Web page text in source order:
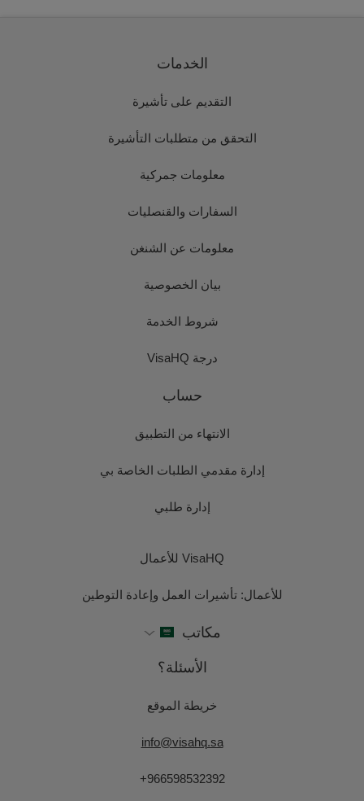
الخدمات
التقديم على تأشيرة
التحقق من متطلبات التأشيرة
معلومات جمركية
السفارات والقنصليات
معلومات عن الشنغن
بيان الخصوصية
شروط الخدمة
درجة VisaHQ
حساب
الانتهاء من التطبيق
إدارة مقدمي الطلبات الخاصة بي
إدارة طلبي
VisaHQ للأعمال
للأعمال: تأشيرات العمل وإعادة التوطين
مكاتب
الأسئلة؟
خريطة الموقع
info@visahq.sa
+966598532392